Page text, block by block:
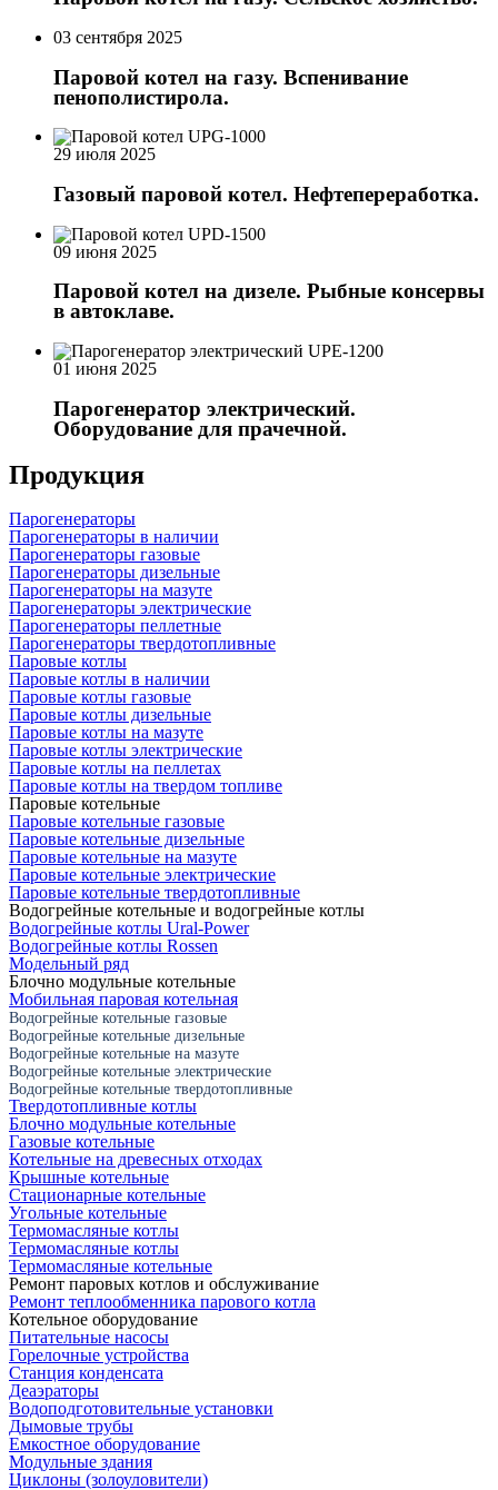
03 сентября 2025
Паровой котел на газу. Вспенивание
пенополистирола.
29 июля 2025
Газовый паровой котел. Нефтепереработка.
09 июня 2025
Паровой котел на дизеле. Рыбные консервы
в автоклаве.
01 июня 2025
Парогенератор электрический.
Оборудование для прачечной.
Продукция
Парогенераторы
Парогенераторы в наличии
Парогенераторы газовые
Парогенераторы дизельные
Парогенераторы на мазуте
Парогенераторы электрические
Парогенераторы пеллетные
Парогенераторы твердотопливные
Паровые котлы
Паровые котлы в наличии
Паровые котлы газовые
Паровые котлы дизельные
Паровые котлы на мазуте
Паровые котлы электрические
Паровые котлы на пеллетах
Паровые котлы на твердом топливе
Паровые котельные
Паровые котельные газовые
Паровые котельные дизельные
Паровые котельные на мазуте
Паровые котельные электрические
Паровые котельные твердотопливные
Водогрейные котельные и водогрейные котлы
Водогрейные котлы Ural-Power
Водогрейные котлы Rossen
Модельный ряд
Блочно модульные котельные
Мобильная паровая котельная
Водогрейные котельные газовые
Водогрейные котельные дизельные
Водогрейные котельные на мазуте
Водогрейные котельные электрические
Водогрейные котельные твердотопливные
Твердотопливные котлы
Блочно модульные котельные
Газовые котельные
Котельные на древесных отходах
Крышные котельные
Стационарные котельные
Угольные котельные
Термомасляные котлы
Термомасляные котлы
Термомасляные котельные
Ремонт паровых котлов и обслуживание
Ремонт теплообменника парового котла
Котельное оборудование
Питательные насосы
Горелочные устройства
Станция конденсата
Деаэраторы
Водоподготовительные установки
Дымовые трубы
Емкостное оборудование
Mодульные здания
Циклоны (золоуловители)